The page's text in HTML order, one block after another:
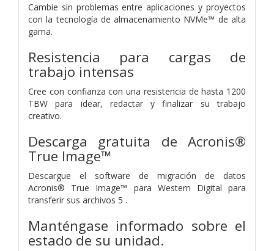
Cambie sin problemas entre aplicaciones y proyectos
con la tecnología de almacenamiento NVMe™ de alta
gama.
Resistencia para cargas de
trabajo intensas
Cree con confianza con una resistencia de hasta 1200
TBW para idear, redactar y finalizar su trabajo
creativo.
Descarga gratuita de Acronis®
True Image™
Descargue el software de migración de datos
Acronis® True Image™ para Western Digital para
transferir sus archivos 5 .
Manténgase informado sobre el
estado de su unidad.